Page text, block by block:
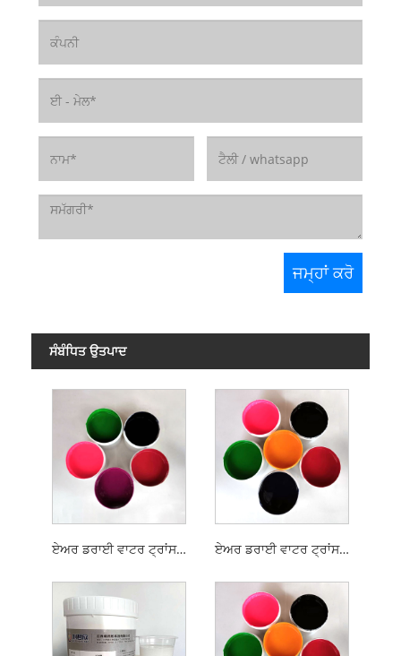
ਸੰਬੰਧਿਤ ਉਤਪਾਦ
ਏਅਰ ਡਰਾਈ ਵਾਟਰ ਟ੍ਰਾਂਸਫਰ ਸਕ੍ਰੀਨ ਪ੍ਰਿੰਟਿੰਗ ਗਲਾਸ ਸਿਆਹੀ ਏਅਰ ਡਰਾਈ ਵਾਟਰ ਟ੍ਰਾਂਸਫਰ ਸਕ੍ਰੀਨ ਪ੍ਰਿੰਟਿੰਗ ਸਿਰੇਮਿਕ ਸਿਆਹੀ